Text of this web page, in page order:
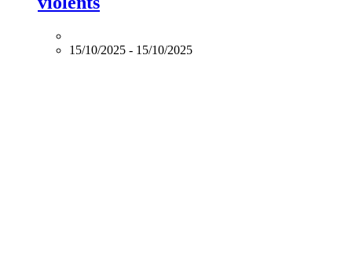
paraula
entendre
15/10/2025 - 15/10/2025